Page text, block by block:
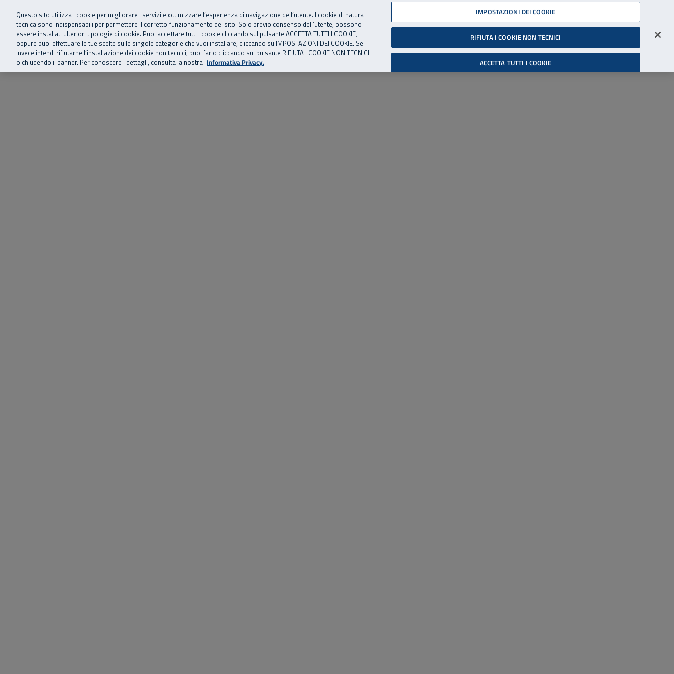
Vai al menu principale
Vai al contenuto principale
Vai al Footer 06 45539607
SuperAbile - il Contact Center Inail per il mondo della disabilità
Home Chi siamo Storie, news ed eventi Risorse utili Supporto Accessibilità
Cerca
Accedi all'area riservata
Questo sito utilizza i cookie per migliorare i servizi e ottimizzare l’esperienza di navigazione dell’utente. I cookie di natura
tecnica sono indispensabili per permettere il corretto funzionamento del sito. Solo previo consenso dell’utente, possono
essere installati ulteriori tipologie di cookie. Puoi accettare tutti i cookie cliccando sul pulsante ACCETTA TUTTI I COOKIE,
oppure puoi effettuare le tue scelte sulle singole categorie che vuoi installare, cliccando su IMPOSTAZIONI DEI COOKIE. Se
invece intendi rifiutarne l’installazione dei cookie non tecnici, puoi farlo cliccando sul pulsante RIFIUTA I COOKIE NON TECNICI
o chiudendo il banner. Per conoscere i dettagli, consulta la nostra Informativa Privacy.
IMPOSTAZIONI DEI COOKIE
RIFIUTA I COOKIE NON TECNICI
ACCETTA TUTTI I COOKIE